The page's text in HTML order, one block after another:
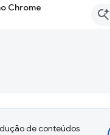
Chrome
de conteúdos